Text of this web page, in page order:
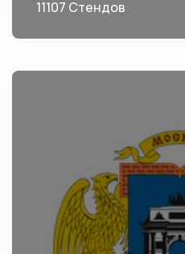
11107 Стендов